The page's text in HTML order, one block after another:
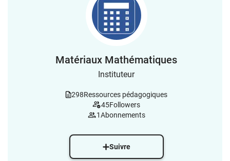
Matériaux Mathématiques
Instituteur
298Ressources pédagogiques
45Followers
1Abonnements
Suivre